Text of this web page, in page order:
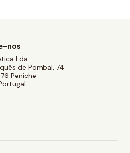
nos
Lda
de Pombal, 74
Peniche